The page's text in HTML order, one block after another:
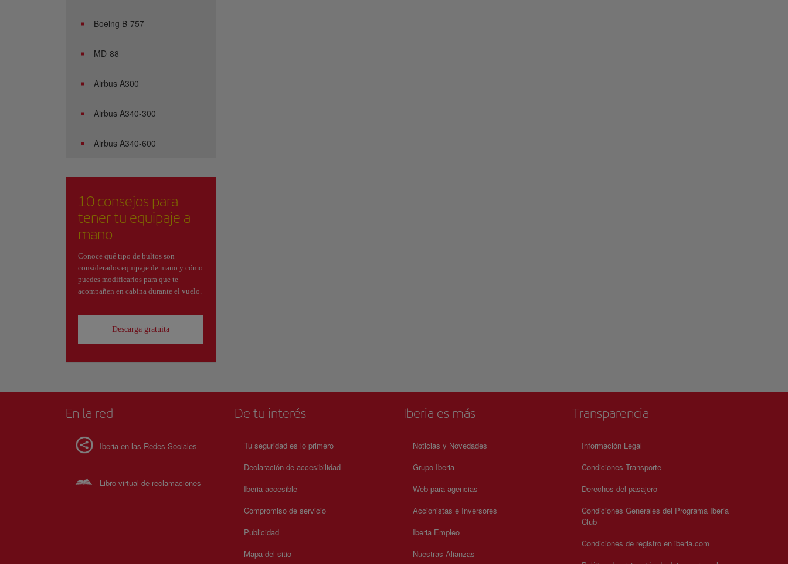
Boeing B-757
MD-88
Airbus A300
Airbus A340-300
Airbus A340-600
10 consejos para
tener tu equipaje a
mano
Conoce qué tipo de bultos son
considerados equipaje de mano y cómo
puedes modificarlos para que te
acompañen en cabina durante el vuelo.
Descarga gratuita
En la red
Iberia en las Redes Sociales
Libro virtual de reclamaciones
De tu interés
Tu seguridad es lo primero
Declaración de accesibilidad
Iberia accesible
Compromiso de servicio
Publicidad
Mapa del sitio
Iberia es más
Noticias y Novedades
Grupo Iberia
Web para agencias
Accionistas e Inversores
Iberia Empleo
Nuestras Alianzas
Transparencia
Información Legal
Condiciones Transporte
Derechos del pasajero
Condiciones Generales del Programa Iberia
Club
Condiciones de registro en iberia.com